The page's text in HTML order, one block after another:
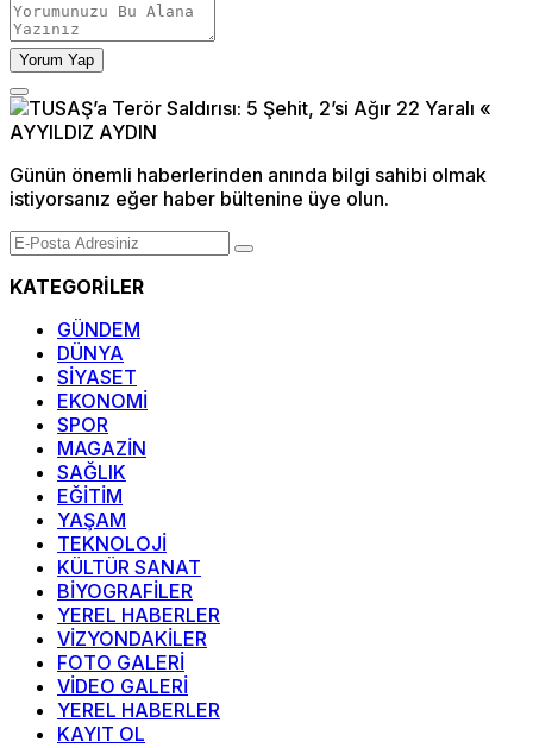
Yorum Yap
Günün önemli haberlerinden anında bilgi sahibi olmak
istiyorsanız eğer haber bültenine üye olun.
KATEGORİLER
GÜNDEM
DÜNYA
SİYASET
EKONOMİ
SPOR
MAGAZİN
SAĞLIK
EĞİTİM
YAŞAM
TEKNOLOJİ
KÜLTÜR SANAT
BİYOGRAFİLER
YEREL HABERLER
VİZYONDAKİLER
FOTO GALERİ
VİDEO GALERİ
YEREL HABERLER
KAYIT OL